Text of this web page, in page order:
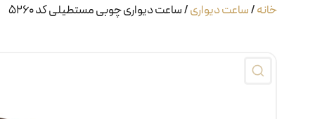
خانه/ساعت دیواری/ ساعت دیواری چوبی مستطیلی کد ۵۲۶۰